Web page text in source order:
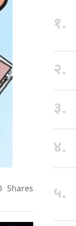
Shares
१.
२.
३.
४.
५.